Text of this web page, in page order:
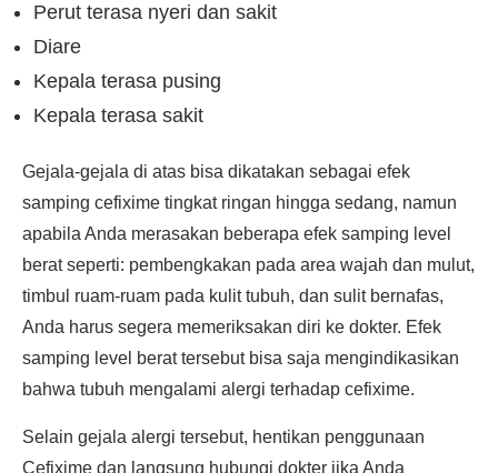
Perut terasa nyeri dan sakit
Diare
Kepala terasa pusing
Kepala terasa sakit
Gejala-gejala di atas bisa dikatakan sebagai efek
samping cefixime tingkat ringan hingga sedang, namun
apabila Anda merasakan beberapa efek samping level
berat seperti: pembengkakan pada area wajah dan mulut,
timbul ruam-ruam pada kulit tubuh, dan sulit bernafas,
Anda harus segera memeriksakan diri ke dokter. Efek
samping level berat tersebut bisa saja mengindikasikan
bahwa tubuh mengalami alergi terhadap cefixime.
Selain gejala alergi tersebut, hentikan penggunaan
Cefixime dan langsung hubungi dokter jika Anda